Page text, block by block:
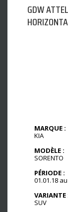
GDW
MARQUE :
KIA
MODÈLE :
SORENTO
PÉRIODE :
01.01.18
VARIANTE
SUV